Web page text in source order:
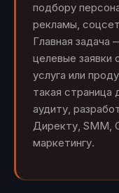
подбору
рекламы,
Главная задача
целевые
услуга или
такая страница
аудиту,
Директу, SMM,
маркетингу.